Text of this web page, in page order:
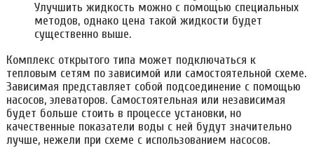
Улучшить жидкость можно с помощью специальных
методов, однако цена такой жидкости будет
существенно выше.
Комплекс открытого типа может подключаться к
тепловым сетям по зависимой или самостоятельной схеме.
Зависимая представляет собой подсоединение с помощью
насосов, элеваторов. Самостоятельная или независимая
будет больше стоить в процессе установки, но
качественные показатели воды с ней будут значительно
лучше, нежели при схеме с использованием насосов.